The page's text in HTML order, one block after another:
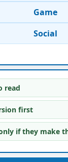
Game
Social
read
first
if they make